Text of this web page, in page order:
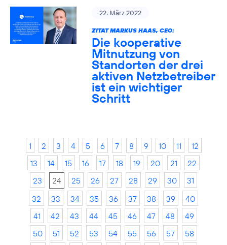
22. März 2022
ZITAT MARKUS HAAS, CEO:
Die kooperative
Mitnutzung von
Standorten der drei
aktiven Netzbetreiber
ist ein wichtiger
Schritt
1 2 3 4 5 6 7 8 9 10 11
12
13
14 15 16 17 18 19 20 21
22
23
24 25 26 27 28 29 30
31
32
33 34 35 36 37 38 39
40
41
42 43 44 45 46 47 48
49
50
51 52 53 54 55 56 57
58